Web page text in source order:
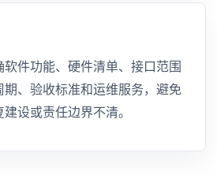
件功能、硬件清单、接口范围
期、验收标准和运维服务，避免
设或责任边界不清。